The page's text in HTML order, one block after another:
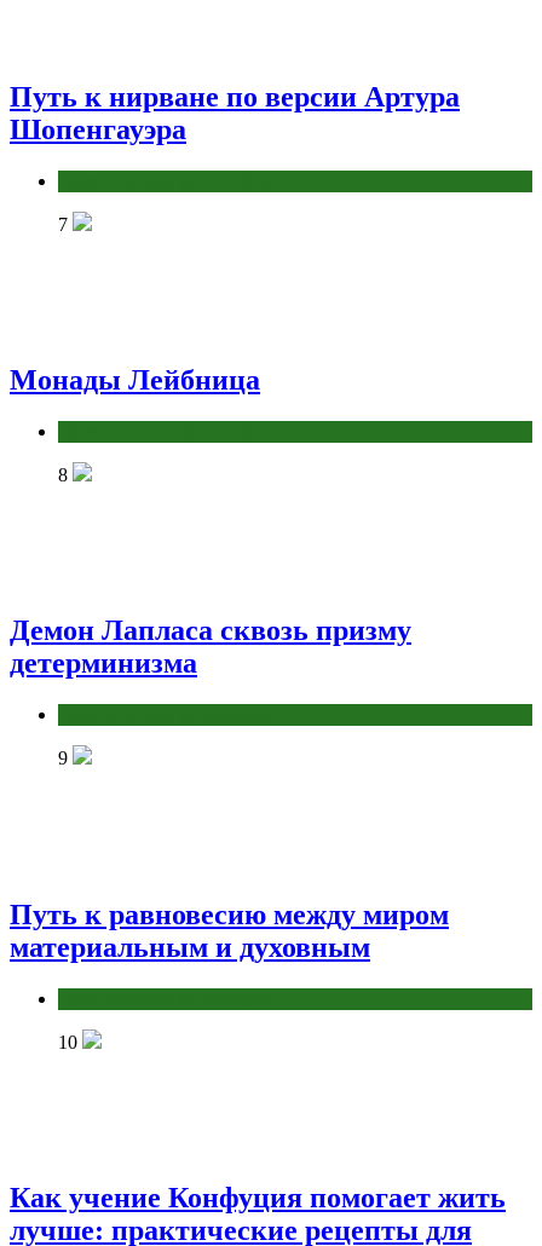
Путь к нирване по версии Артура
Шопенгауэра
7
Монады Лейбница
8
Демон Лапласа сквозь призму
детерминизма
9
Путь к равновесию между миром
материальным и духовным
10
Как учение Конфуция помогает жить
лучше: практические рецепты для